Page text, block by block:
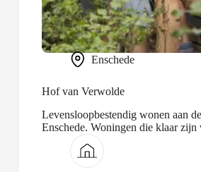
Enschede
Hof van Verwolde
Levensloopbestendig wonen aan
Enschede. Woningen die klaar zijn
toekomst.